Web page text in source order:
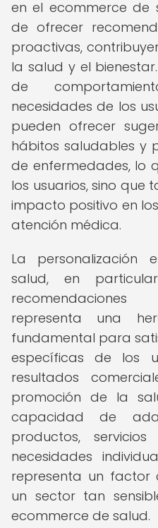
en el ecommerce de
de ofrecer
proactivas,
la salud y el
de
necesidades de los
pueden ofrecer
hábitos saludables y
de enfermedades, lo
los usuarios, sino que
impacto positivo en
atención médica.
La personalización
salud, en
representa una
fundamental para
específicas de los
resultados
promoción de la
capacidad de
productos,
necesidades
representa un factor
un sector tan
ecommerce de salud.